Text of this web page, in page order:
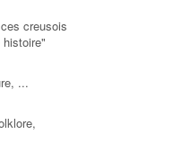
creusois
...